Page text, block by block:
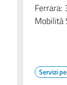
Ferrara:
Mobilità
Servizi